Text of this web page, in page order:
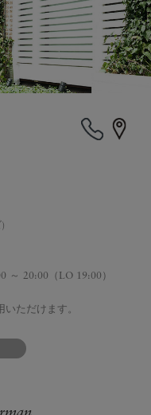
～ 20:00（LO 19:00）
ただけます。